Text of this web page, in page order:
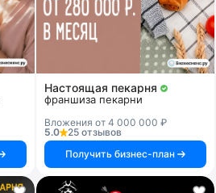
Настоящая пекарня
франшиза пекарни
Вложения от 4 000 000 ₽
5.0
25 отзывов
Получить бизнес-план